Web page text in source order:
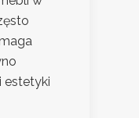
estetyki